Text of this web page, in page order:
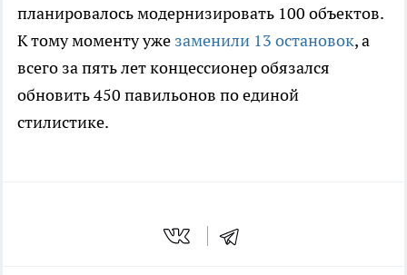
планировалось модернизировать 100 объектов.
К тому моменту уже заменили 13 остановок, а
всего за пять лет концессионер обязался
обновить 450 павильонов по единой
стилистике.